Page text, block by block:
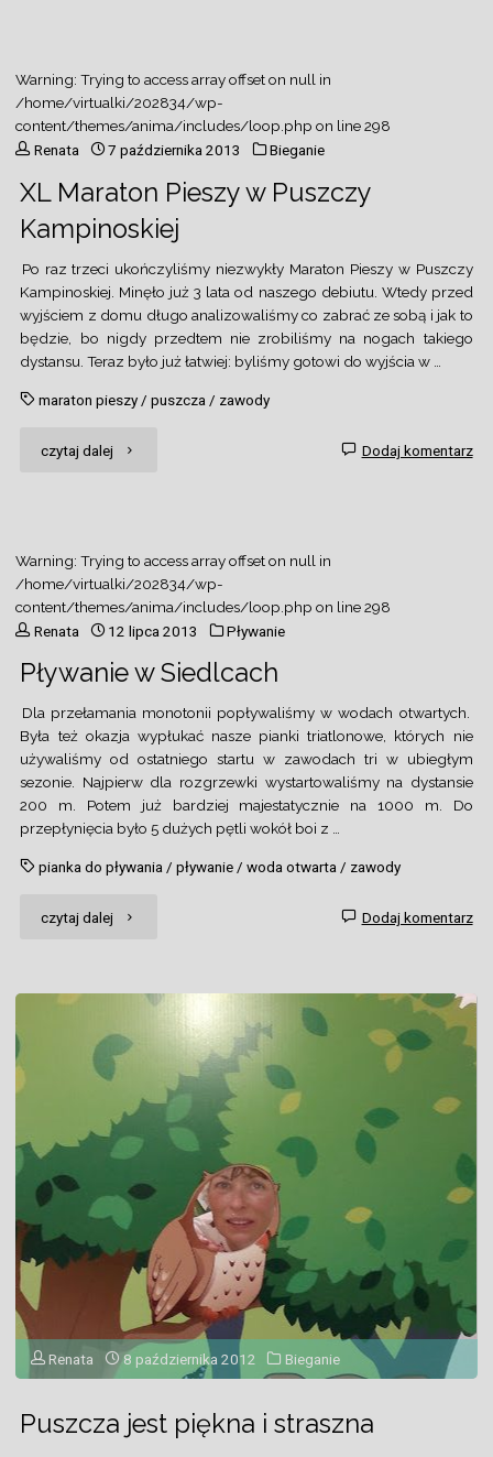
przez
piachy
Karpat
i
nie
tylko"
Warning: Trying to access array offset on null in
/home/virtualki/202834/wp-
content/themes/anima/includes/loop.php on line298
Renata
7 października 2013 Bieganie
XL Maraton Pieszy w Puszczy
Kampinoskiej
Po raz trzeci ukończyliśmy niezwykły Maraton Pieszy w Puszczy
Kampinoskiej. Minęło już 3 lata od naszego debiutu. Wtedy przed
wyjściem z domu długo analizowaliśmy co zabrać ze sobą i jak to
będzie, bo nigdy przedtem nie zrobiliśmy na nogach takiego
dystansu. Teraz było już łatwiej: byliśmy gotowi do wyjścia w …
maraton pieszy/ puszcza/ zawody
czytaj dalej "XL
w
Puszczy
Kampinoskiej"
Dodaj komentarz
Warning: Trying to access array offset on null in
/home/virtualki/202834/wp-
content/themes/anima/includes/loop.php on line298
Renata
12 lipca 2013 Pływanie
Pływanie w Siedlcach
Dla przełamania monotonii popływaliśmy w wodach otwartych.
Była też okazja wypłukać nasze pianki triatlonowe, których nie
używaliśmy od ostatniego startu w zawodach tri w ubiegłym
sezonie. Najpierw dla rozgrzewki wystartowaliśmy na dystansie
200 m. Potem już bardziej majestatycznie na 1000 m. Do
przepłynięcia było 5 dużych pętli wokół boi z …
pianka do pływania/ pływanie/ woda otwarta/ zawody
czytaj dalej "Pływanie
Siedlcach"
Dodaj komentarz
Renata 8 października 2012 Bieganie
Puszcza jest piękna i straszna